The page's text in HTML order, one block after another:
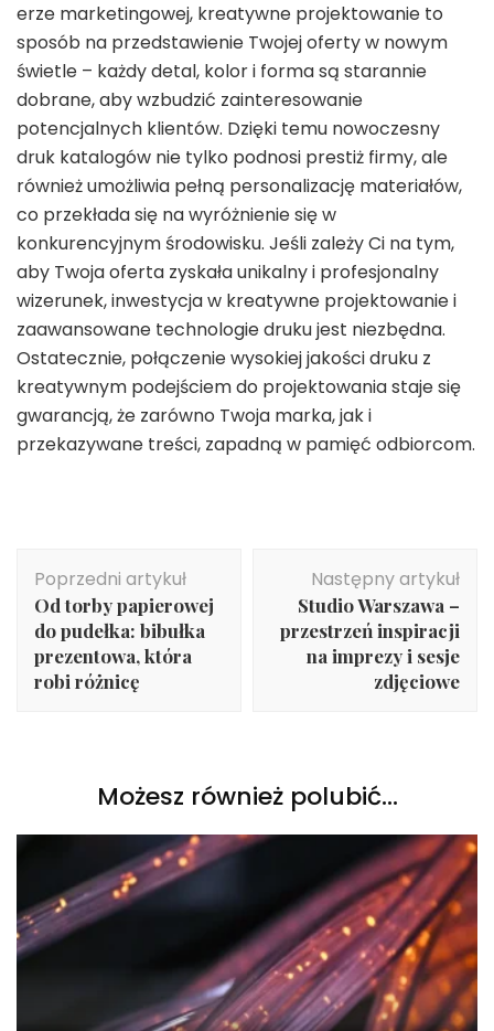
erze marketingowej, kreatywne projektowanie to
sposób na przedstawienie Twojej oferty w nowym
świetle – każdy detal, kolor i forma są starannie
dobrane, aby wzbudzić zainteresowanie
potencjalnych klientów. Dzięki temu nowoczesny
druk katalogów nie tylko podnosi prestiż firmy, ale
również umożliwia pełną personalizację materiałów,
co przekłada się na wyróżnienie się w
konkurencyjnym środowisku. Jeśli zależy Ci na tym,
aby Twoja oferta zyskała unikalny i profesjonalny
wizerunek, inwestycja w kreatywne projektowanie i
zaawansowane technologie druku jest niezbędna.
Ostatecznie, połączenie wysokiej jakości druku z
kreatywnym podejściem do projektowania staje się
gwarancją, że zarówno Twoja marka, jak i
przekazywane treści, zapadną w pamięć odbiorcom.
wpisu
Poprzedni artykuł
Od torby papierowej
do pudełka: bibułka
prezentowa, która
robi różnicę
Następny artykuł
Studio Warszawa –
przestrzeń inspiracji
na imprezy i sesje
zdjęciowe
Możesz również polubić…